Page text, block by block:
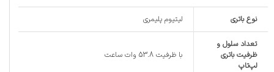
نوع باتری لیتیوم پلیمری
تعداد سلول و
ظرفیت باتری
لپ‌تاپ
با ظرفیت 53.8 وات‌ ساعت